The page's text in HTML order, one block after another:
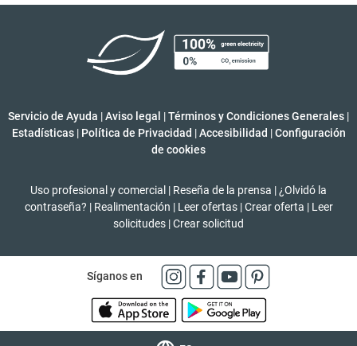
Servicio de Ayuda |Aviso legal |Términos y Condiciones Generales |
Estadísticas | Política de Privacidad | Accesibilidad | Configuración
de cookies
Uso profesional y comercial | Reseña de la prensa | ¿Olvidó la
contraseña? | Realimentación | Leer ofertas | Crear oferta | Leer
solicitudes |Crear solicitud
Síganos en